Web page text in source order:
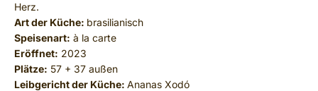
Herz.
Art der Küche: brasilianisch
Speisenart: à la carte
Eröffnet: 2023
Plätze: 57 + 37 außen
Leibgericht der Küche: Ananas Xodó